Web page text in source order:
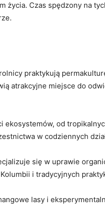
‍Czas ​spędzony na
praktykują
atrakcyjne miejsce do
od
w⁢ codziennych
​się w uprawie
‌i tradycyjnych
lasy⁤ i